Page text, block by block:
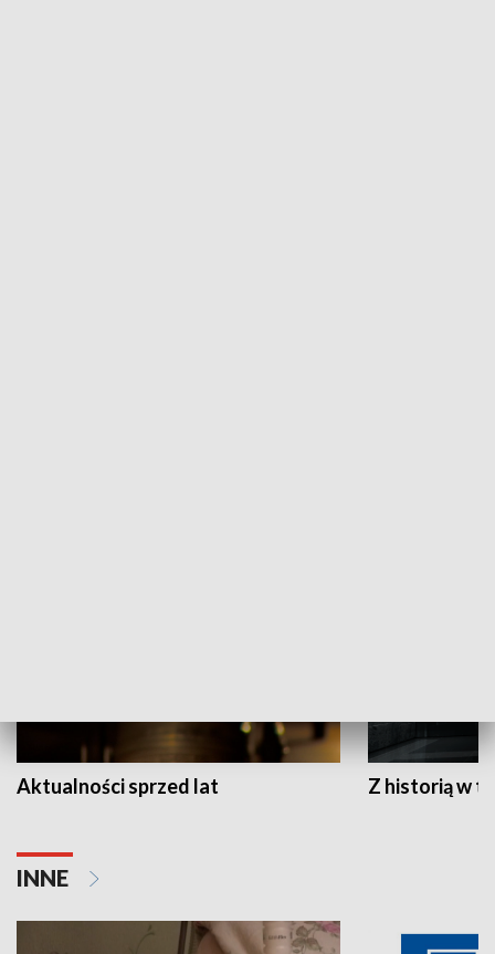
Aktualności sprzed lat Z historią w
INNE